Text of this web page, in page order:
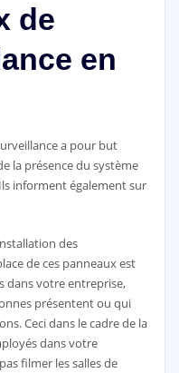
de
en
a pour but
la présence du système
informent également sur
des
de ces panneaux est
dans votre entreprise,
présentent ou qui
Ceci dans le cadre de la
dans votre
filmer les salles de